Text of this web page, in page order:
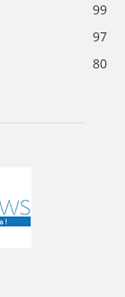
99
97
80